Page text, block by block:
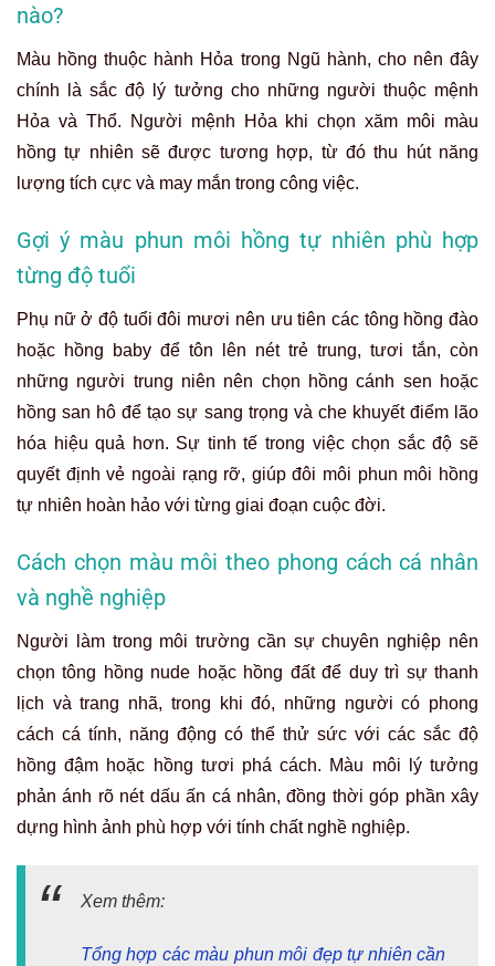
nào?
Màu hồng thuộc hành Hỏa trong Ngũ hành, cho nên đây
chính là sắc độ lý tưởng cho những người thuộc mệnh
Hỏa và Thổ. Người mệnh Hỏa khi chọn xăm môi màu
hồng tự nhiên sẽ được tương hợp, từ đó thu hút năng
lượng tích cực và may mắn trong công việc.
Gợi ý màu phun môi hồng tự nhiên phù hợp
từng độ tuổi
Phụ nữ ở độ tuổi đôi mươi nên ưu tiên các tông hồng đào
hoặc hồng baby để tôn lên nét trẻ trung, tươi tắn, còn
những người trung niên nên chọn hồng cánh sen hoặc
hồng san hô để tạo sự sang trọng và che khuyết điểm lão
hóa hiệu quả hơn. Sự tinh tế trong việc chọn sắc độ sẽ
quyết định vẻ ngoài rạng rỡ, giúp đôi môi phun môi hồng
tự nhiên hoàn hảo với từng giai đoạn cuộc đời.
Cách chọn màu môi theo phong cách cá nhân
và nghề nghiệp
Người làm trong môi trường cần sự chuyên nghiệp nên
chọn tông hồng nude hoặc hồng đất để duy trì sự thanh
lịch và trang nhã, trong khi đó, những người có phong
cách cá tính, năng động có thể thử sức với các sắc độ
hồng đậm hoặc hồng tươi phá cách. Màu môi lý tưởng
phản ánh rõ nét dấu ấn cá nhân, đồng thời góp phần xây
dựng hình ảnh phù hợp với tính chất nghề nghiệp.
Xem thêm:
Tổng hợp các màu phun môi đẹp tự nhiên cần